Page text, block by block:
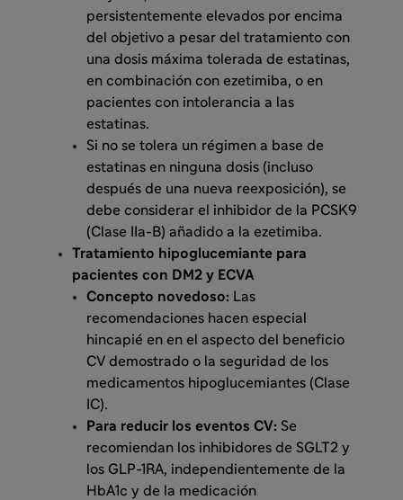
persistentemente elevados por encima
del objetivo a pesar del tratamiento con
una dosis máxima tolerada de estatinas,
en combinación con ezetimiba, o en
pacientes con intolerancia a las
estatinas.
Si no se tolera un régimen a base de
estatinas en ninguna dosis (incluso
después de una nueva reexposición), se
debe considerar el inhibidor de la PCSK9
(Clase IIa-B) añadido a la ezetimiba.
Tratamiento hipoglucemiante para
pacientes con DM2 y ECVA
Concepto novedoso: Las
recomendaciones hacen especial
hincapié en en el aspecto del beneficio
CV demostrado o la seguridad de los
medicamentos hipoglucemiantes (Clase
IC).
Para reducir los eventos CV: Se
recomiendan los inhibidores de SGLT2 y
los GLP-1RA, independientemente de la
HbA1c y de la medicación